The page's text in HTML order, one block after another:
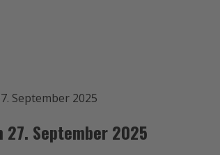
September 2025
September 2025